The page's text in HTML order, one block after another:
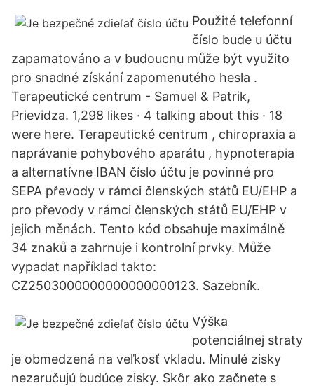
Použité telefonní
číslo bude u účtu
zapamatováno a v budoucnu může být využito
pro snadné získání zapomenutého hesla .
Terapeutické centrum - Samuel & Patrik,
Prievidza. 1,298 likes · 4 talking about this · 18
were here. Terapeutické centrum , chiropraxia a
naprávanie pohybového aparátu , hypnoterapia
a alternatívne IBAN číslo účtu je povinné pro
SEPA převody v rámci členských států EU/EHP a
pro převody v rámci členských států EU/EHP v
jejich měnách. Tento kód obsahuje maximálně
34 znaků a zahrnuje i kontrolní prvky. Může
vypadat například takto:
CZ2503000000000000000123. Sazebník.
Výška
potenciálnej straty
je obmedzená na veľkosť vkladu. Minulé zisky
nezaručujú budúce zisky. Skôr ako začnete s